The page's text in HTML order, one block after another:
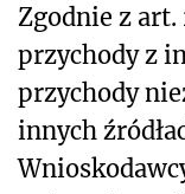
Zgodnie z art.
przychody z
przychody
innych